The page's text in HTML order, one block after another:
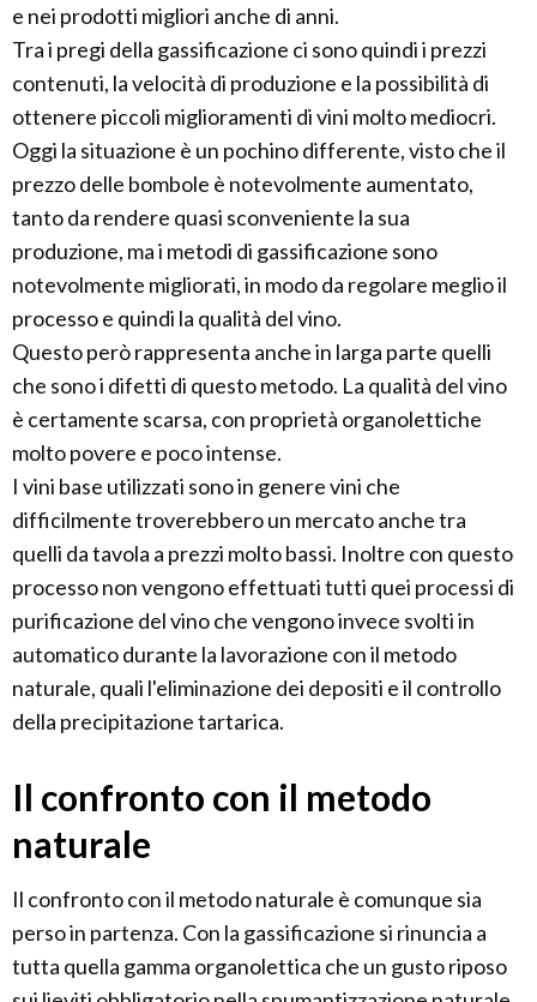
e nei prodotti migliori anche di anni.
Tra i pregi della gassificazione ci sono quindi i prezzi
contenuti, la velocità di produzione e la possibilità di
ottenere piccoli miglioramenti di vini molto mediocri.
Oggi la situazione è un pochino differente, visto che il
prezzo delle bombole è notevolmente aumentato,
tanto da rendere quasi sconveniente la sua
produzione, ma i metodi di gassificazione sono
notevolmente migliorati, in modo da regolare meglio il
processo e quindi la qualità del vino.
Questo però rappresenta anche in larga parte quelli
che sono i difetti di questo metodo. La qualità del vino
è certamente scarsa, con proprietà organolettiche
molto povere e poco intense.
I vini base utilizzati sono in genere vini che
difficilmente troverebbero un mercato anche tra
quelli da tavola a prezzi molto bassi. Inoltre con questo
processo non vengono effettuati tutti quei processi di
purificazione del vino che vengono invece svolti in
automatico durante la lavorazione con il metodo
naturale, quali l'eliminazione dei depositi e il controllo
della precipitazione tartarica.
Il confronto con il metodo
naturale
Il confronto con il metodo naturale è comunque sia
perso in partenza. Con la gassificazione si rinuncia a
tutta quella gamma organolettica che un gusto riposo